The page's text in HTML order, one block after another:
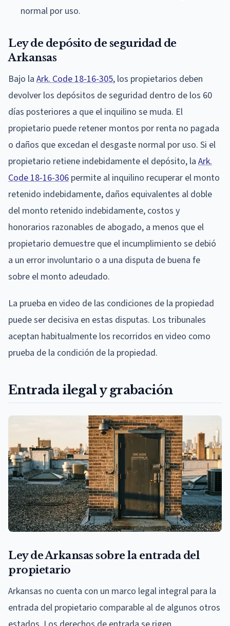
normal por uso.
Ley de depósito de seguridad de
Arkansas
Bajo la Ark. Code 18-16-305, los propietarios deben
devolver los depósitos de seguridad dentro de los 60
días posteriores a que el inquilino se muda. El
propietario puede retener montos por renta no pagada
o daños que excedan el desgaste normal por uso. Si el
propietario retiene indebidamente el depósito, la Ark.
Code 18-16-306 permite al inquilino recuperar el monto
retenido indebidamente, daños equivalentes al doble
del monto retenido indebidamente, costos y
honorarios razonables de abogado, a menos que el
propietario demuestre que el incumplimiento se debió
a un error involuntario o a una disputa de buena fe
sobre el monto adeudado.
La prueba en video de las condiciones de la propiedad
puede ser decisiva en estas disputas. Los tribunales
aceptan habitualmente los recorridos en video como
prueba de la condición de la propiedad.
Entrada ilegal y grabación
Ley de Arkansas sobre la entrada del
propietario
Arkansas no cuenta con un marco legal integral para la
entrada del propietario comparable al de algunos otros